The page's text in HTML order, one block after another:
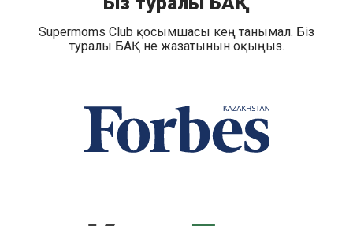
Supermoms Club қосымшасы кең танымал. Біз
туралы БАҚ не жазатынын оқыңыз.